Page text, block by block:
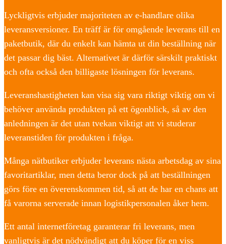
Lyckligtvis erbjuder majoriteten av e-handlare olika
leveransversioner. En träff är för omgående leverans till en
paketbutik, där du enkelt kan hämta ut din beställning när
det passar dig bäst. Alternativet är därför särskilt praktiskt
och ofta också den billigaste lösningen för leverans.
Leveranshastigheten kan visa sig vara riktigt viktig om vi
behöver använda produkten på ett ögonblick, så av den
anledningen är det utan tvekan viktigt att vi studerar
leveranstiden för produkten i fråga.
Många nätbutiker erbjuder leverans nästa arbetsdag av sina
favoritartiklar, men detta beror dock på att beställningen
görs före en överenskommen tid, så att de har en chans att
få varorna serverade innan logistikpersonalen åker hem.
Ett antal internetföretag garanterar fri leverans, men
vanligtvis är det nödvändigt att du köper för en viss